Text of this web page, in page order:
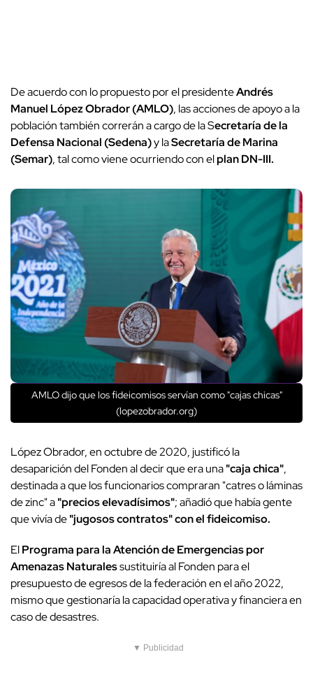
De acuerdo con lo propuesto por el presidenteAndrés
Manuel López Obrador (AMLO), las acciones de apoyo a la
población también correrán a cargo de la Secretaría de la
Defensa Nacional (Sedena)y laSecretaría de Marina
(Semar), tal como viene ocurriendo con elplan DN-III.
AMLO dijo que los fideicomisos servían como "cajas chicas"
(lopezobrador.org)
López Obrador, en octubre de 2020, justificó la
desaparición del Fonden al decir que era una"caja chica",
destinada a que los funcionarios compraran "catres o láminas
de zinc" a"precios elevadísimos"; añadió que había gente
que vivía de"jugosos contratos" con el fideicomiso.
ElPrograma para la Atención de Emergencias por
Amenazas Naturalessustituiría al Fonden para el
presupuesto de egresos de la federación en el año 2022,
mismo que gestionaría la capacidad operativa y financiera en
caso de desastres.
▼ Publicidad